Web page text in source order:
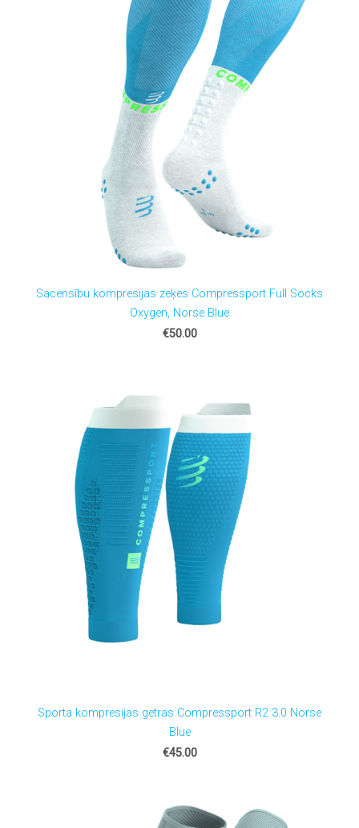
Sacensību kompresijas zeķes Compressport Full Socks
Oxygen, Norse Blue
€50.00
Sporta kompresijas getras Compressport R2 3.0 Norse
Blue
€45.00